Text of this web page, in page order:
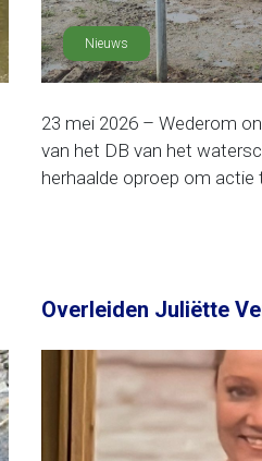
Nieuws
23 mei 2026 – Wederom
van het DB van het
herhaalde oproep om actie
Overleiden Juliëtte